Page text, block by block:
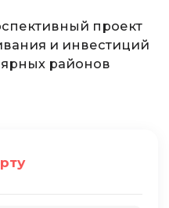
проект
и инвестиций
районов